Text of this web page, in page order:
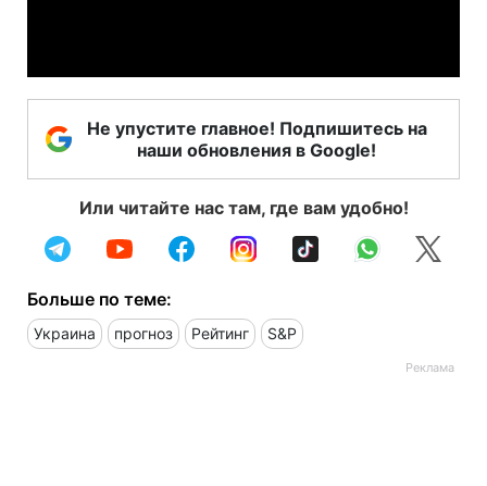
Не упустите главное! Подпишитесь на
наши обновления в Google!
Или читайте нас там, где вам удобно!
Больше по теме:
Украина прогноз Рейтинг S&P